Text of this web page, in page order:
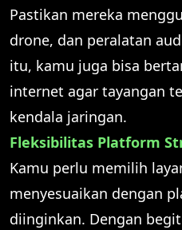
Pastikan mereka
drone, dan peralatan
itu, kamu juga bisa
internet agar tayangan
kendala jaringan.
Fleksibilitas Platform
Kamu perlu memilih
menyesuaikan dengan
diinginkan. Dengan